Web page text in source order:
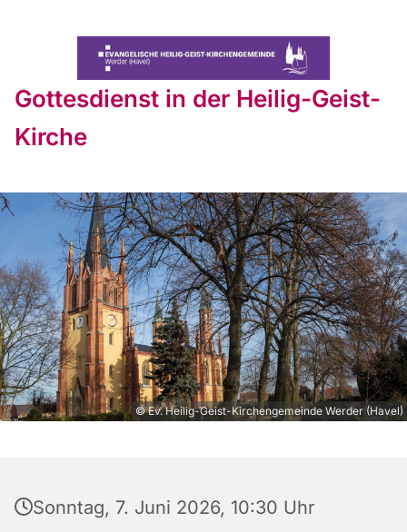
Gottesdienst in der Heilig-Geist-
Kirche
© Ev. Heilig-Geist-Kirchengemeinde Werder (Havel)
Sonntag, 7. Juni 2026, 10:30 Uhr